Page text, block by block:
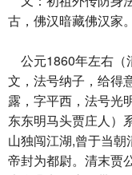
古，佛汉暗藏佛汉家。
公元1860年左右（
文，法号纳子，给得
露，字平西，法号光
东东明马头贾庄人）
山独闯江湖,曾于当
帝封为都尉。清末贾